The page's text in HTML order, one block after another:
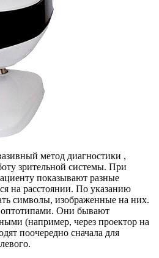
метод диагностики ,
зрительной системы. При
показывают разные
на расстоянии. По указанию
символы, изображенные на них.
Они бывают
(например, через проектор на
поочередно сначала для